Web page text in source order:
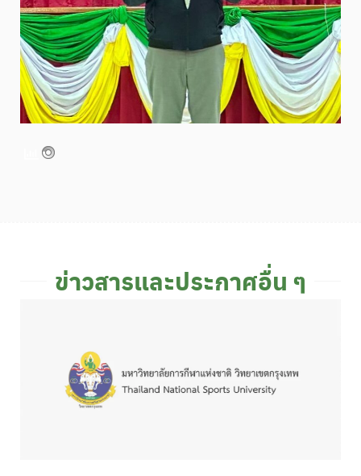
ข่าวสารและประกาศอื่น ๆ